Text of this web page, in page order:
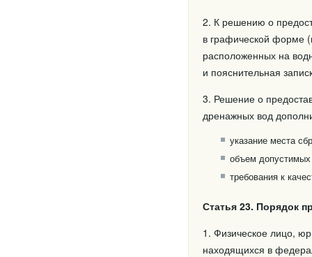
2. К решению о
в графической форме
расположенных на
и пояснительная
3. Решение о
дренажных вод
указание места
объем
требования к
Статья 23. Порядок
1. Физическое лицо,
находящихся в